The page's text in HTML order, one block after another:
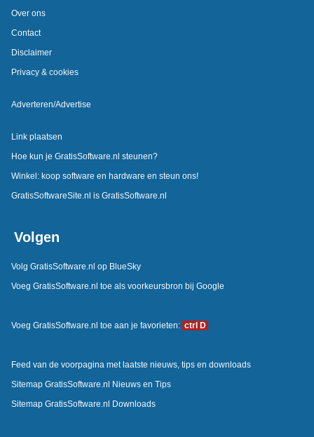
Over ons
Contact
Disclaimer
Privacy & cookies
Adverteren/Advertise
Link plaatsen
Hoe kun je GratisSoftware.nl steunen?
Winkel: koop software en hardware en steun ons!
GratisSoftwareSite.nl is GratisSoftware.nl
Volgen
Volg GratisSoftware.nl op BlueSky
Voeg GratisSoftware.nl toe als voorkeursbron bij Google
Voeg GratisSoftware.nl toe aan je favorieten: ctrl D
Feed van de voorpagina met laatste nieuws, tips en downloads
Sitemap GratisSoftware.nl Nieuws en Tips
Sitemap GratisSoftware.nl Downloads